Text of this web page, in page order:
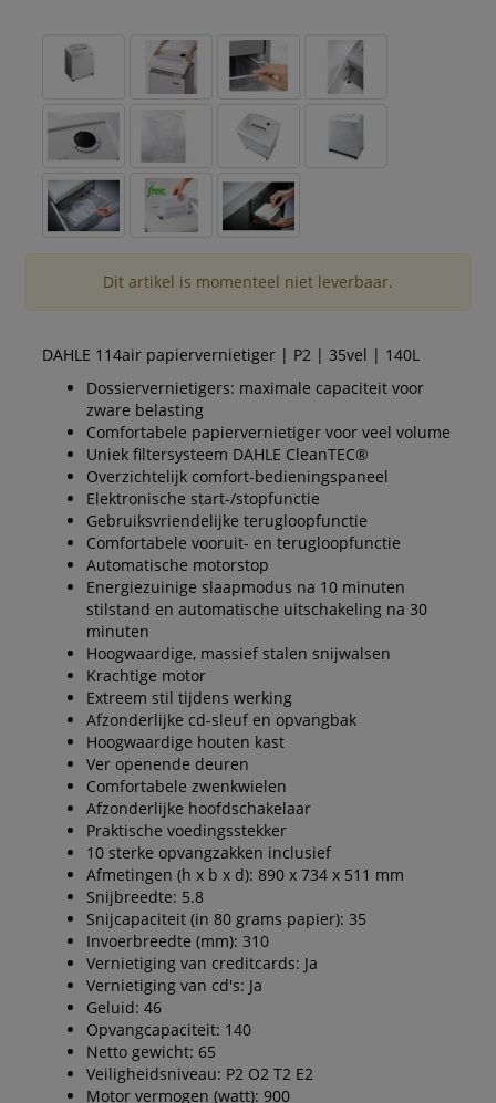
Dit artikel is momenteel niet leverbaar.
DAHLE 114air papiervernietiger | P2 | 35vel | 140L
Dossiervernietigers: maximale capaciteit voor
zware belasting
Comfortabele papiervernietiger voor veel volume
Uniek filtersysteem DAHLE CleanTEC®
Overzichtelijk comfort-bedieningspaneel
Elektronische start-/stopfunctie
Gebruiksvriendelijke terugloopfunctie
Comfortabele vooruit- en terugloopfunctie
Automatische motorstop
Energiezuinige slaapmodus na 10 minuten
stilstand en automatische uitschakeling na 30
minuten
Hoogwaardige, massief stalen snijwalsen
Krachtige motor
Extreem stil tijdens werking
Afzonderlijke cd-sleuf en opvangbak
Hoogwaardige houten kast
Ver openende deuren
Comfortabele zwenkwielen
Afzonderlijke hoofdschakelaar
Praktische voedingsstekker
10 sterke opvangzakken inclusief
Afmetingen (h x b x d): 890 x 734 x 511 mm
Snijbreedte: 5.8
Snijcapaciteit (in 80 grams papier): 35
Invoerbreedte (mm): 310
Vernietiging van creditcards: Ja
Vernietiging van cd's: Ja
Geluid: 46
Opvangcapaciteit: 140
Netto gewicht: 65
Veiligheidsniveau: P2 O2 T2 E2
Motor vermogen (watt): 900